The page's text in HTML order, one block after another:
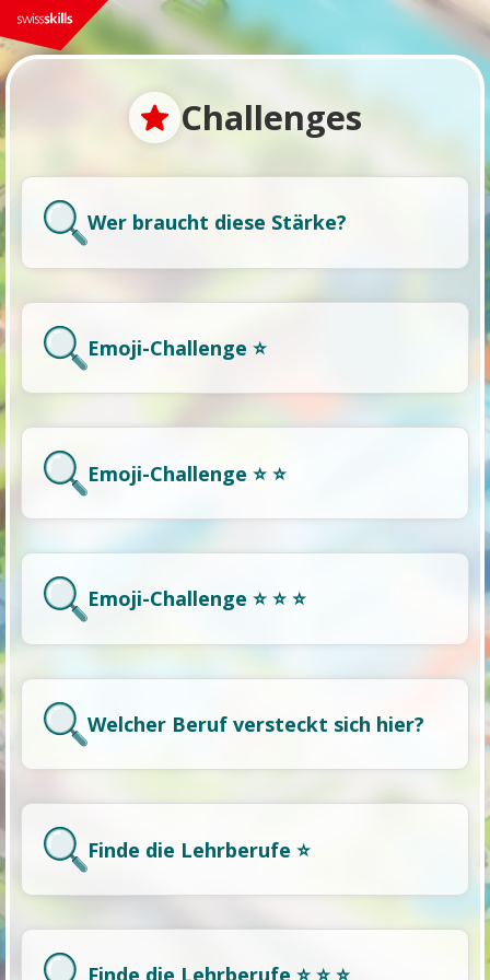
Challenges
Wer braucht diese Stärke?
Emoji-Challenge ⭐
Emoji-Challenge ⭐ ⭐
Emoji-Challenge ⭐ ⭐ ⭐
Welcher Beruf versteckt sich hier?
Finde die Lehrberufe ⭐